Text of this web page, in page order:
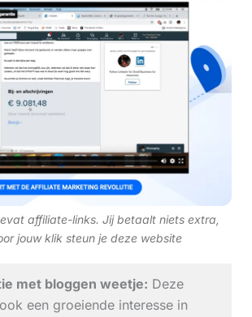
affiliate-links. Jij betaalt niets extra,
jouw klik steun je deze website
met bloggen weetje: Deze
een groeiende interesse in